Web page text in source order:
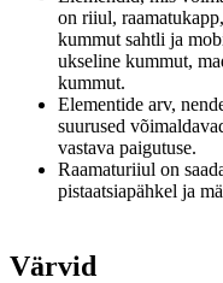
on riiul,
kummut sahtli ja
ukseline kummut,
kummut.
Elementide arv,
suurused
vastava paigutuse.
Raamaturiiul on
pistaatsiapähkel ja
Värvid